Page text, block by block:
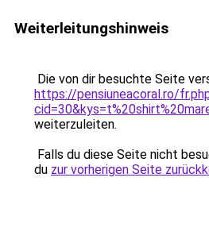
Weiterleitungshinweis
Die von dir besuchte Seite
https://pensiuneacoral.ro/
weiterzuleiten.
Falls du diese Seite nicht
du zur vorherigen Seite